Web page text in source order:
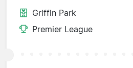
Griffin Park
Premier League